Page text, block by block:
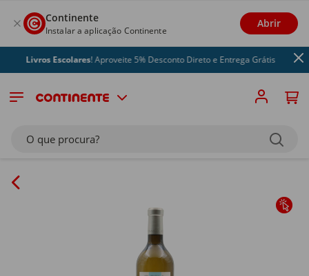
Continente
Instalar a aplicação Continente
Abrir
Livros Escolares! Aproveite 5% Desconto Direto e Entrega Grátis
O que procura?